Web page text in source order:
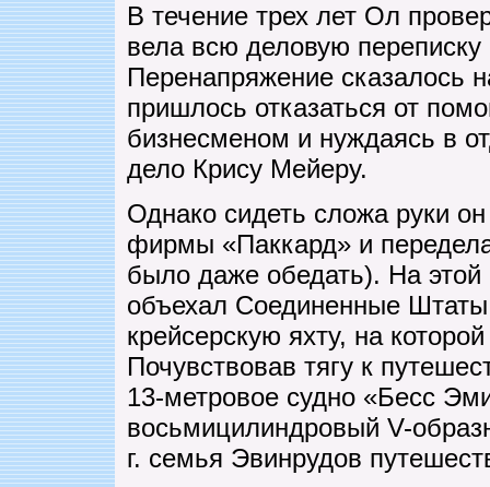
В течение трех лет Ол
вела всю деловую
Перенапряжение сказалось
пришлось отказаться от
бизнесменом и нуждаясь в
дело Крису Мейеру.
Однако сидеть сложа руки
фирмы «Паккард» и
было даже обедать). На
объехал Соединенные
крейсерскую яхту, на
Почувствовав тягу к
13-метровое судно «Бесс
восьмицилиндровый V-
г. семья Эвинрудов